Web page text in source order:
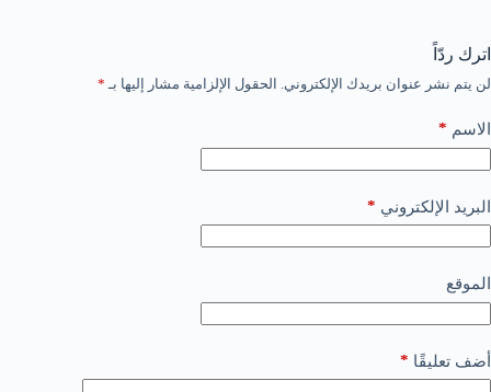
اترك ردّاً
لن يتم نشر عنوان بريدك الإلكتروني. الحقول الإلزامية مشار إليها بـ *
الاسم *
البريد الإلكتروني *
الموقع
أضف تعليقًا *